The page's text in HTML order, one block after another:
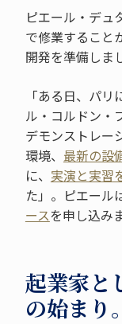
ピエール・デュ
で修業すること
開発を準備しま
「ある日、パ
ル・コルドン・
デモンストレー
環境、 最新の設
に、 実演と実習
た」。ピエール
ースを申し込み
起業家と
の始まり。